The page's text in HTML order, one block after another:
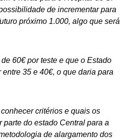
de incrementar para
próximo 1.000, algo que será
60€ por teste e que o Estado
35 e 40€, o que daria para
critérios e quais os
parte do estado Central para a
de alargamento dos